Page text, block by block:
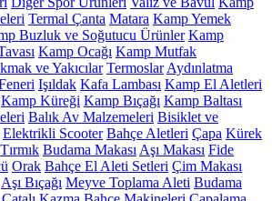
Termal Çanta Matara Kamp Yemek
Buzluk ve Soğutucu Ürünler Kamp
Kamp Ocağı Kamp Mutfak
ve Yakıcılar Termoslar Aydınlatma
Işıldak Kafa Lambası Kamp El Aletleri
Kamp Küreği Kamp Bıçağı Kamp Baltası
Balık Av Malzemeleri Bisiklet ve
Elektrikli Scooter Bahçe Aletleri Çapa Kürek
Tırmık Budama Makası Aşı Makası Fide
Orak Bahçe El Aleti Setleri Çim Makası
Aşı Bıçağı Meyve Toplama Aleti Budama